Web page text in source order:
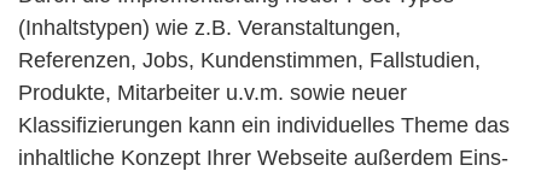
(Inhaltstypen) wie z.B. Veranstaltungen,
Referenzen, Jobs, Kundenstimmen, Fallstudien,
Produkte, Mitarbeiter u.v.m. sowie neuer
Klassifizierungen kann ein individuelles Theme das
inhaltliche Konzept Ihrer Webseite außerdem Eins-